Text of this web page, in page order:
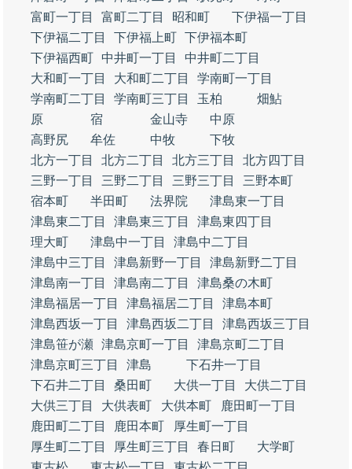
富町一丁目
富町二丁目 昭和町
下伊福一丁目
下伊福二丁目
下伊福上町 下伊福本町
下伊福西町
中井町一丁目
中井町二丁目
大和町一丁目
大和町二丁目
学南町一丁目
学南町二丁目
学南町三丁目 玉柏
畑鮎
原
宿 金山寺
中原
高野尻
牟佐 中牧
下牧
北方一丁目
北方二丁目 北方三丁目
北方四丁目
三野一丁目
三野二丁目 三野三丁目
三野本町
宿本町
半田町 法界院
津島東一丁目
津島東二丁目
津島東三丁目
津島東四丁目
理大町
津島中一丁目
津島中二丁目
津島中三丁目
津島新野一丁目
津島新野二丁目
津島南一丁目
津島南二丁目
津島桑の木町
津島福居一丁目
津島福居二丁目
津島本町
津島西坂一丁目
津島西坂二丁目
津島西坂三丁目
津島笹が瀬 津島京町一丁目
津島京町二丁目
津島京町三丁目
津島
下石井一丁目
下石井二丁目
桑田町 大供一丁目
大供二丁目
大供三丁目
大供表町 大供本町
鹿田町一丁目
鹿田町二丁目
鹿田本町
厚生町一丁目
厚生町二丁目
厚生町三丁目 春日町
大学町